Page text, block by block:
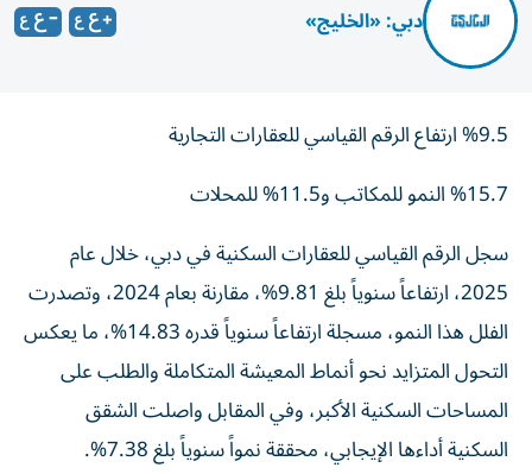
دبي: «الخليج»
%9.5 ارتفاع الرقم القياسي للعقارات التجارية
%15.7 النمو للمكاتب و11.5% للمحلات
سجل الرقم القياسي للعقارات السكنية في دبي، خلال عام
2025، ارتفاعاً سنوياً بلغ 9.81%، مقارنة بعام 2024، وتصدرت
الفلل هذا النمو، مسجلة ارتفاعاً سنوياً قدره 14.83%، ما يعكس
التحول المتزايد نحو أنماط المعيشة المتكاملة والطلب على
المساحات السكنية الأكبر، وفي المقابل واصلت الشقق
السكنية أداءها الإيجابي، محققة نمواً سنوياً بلغ 7.38%.